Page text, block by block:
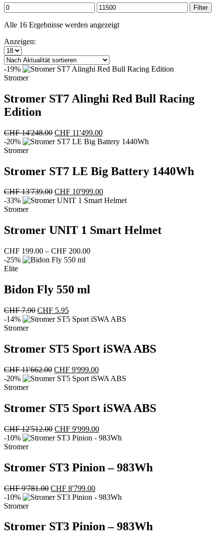
Min.
Preis
Max.
Preis
Filter
Alle 16 Ergebnisse werden angezeigtNach
Anzeigen:
-19%
Stromer
Stromer ST7 Alinghi Red Bull Racing
Edition
CHF14'248.00 Ursprünglicher
Preis
CHF 11'499.00Aktueller
Preis
-20%
Stromer
Stromer ST7 LE Big Battery 1440Wh
CHF13'739.00 Ursprünglicher
Preis
CHF 10'999.00Aktueller
Preis
-33%
Stromer
Stromer UNIT 1 Smart Helmet
CHF 199.00 – CHF 200.00Preisspanne:
-25%
Elite
Bidon Fly 550 ml
CHF7.90 Ursprünglicher
Preis
CHF 5.95Aktueller
Preis
-14%
Stromer
Stromer ST5 Sport iSWA ABS
CHF11'662.00 Ursprünglicher
Preis
CHF 9'999.00Aktueller
Preis
-20%
Stromer
Stromer ST5 Sport iSWA ABS
CHF12'512.00 Ursprünglicher
Preis
CHF 9'999.00Aktueller
Preis
-10%
Stromer
Stromer ST3 Pinion – 983Wh
CHF9'781.00 Ursprünglicher
Preis
CHF 8'799.00Aktueller
Preis
-10%
Stromer
Stromer ST3 Pinion – 983Wh